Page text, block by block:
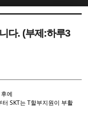
다. (부제:하루3
에
터 SKT는 T할부지원이 부활
북5
북5
북5
북5